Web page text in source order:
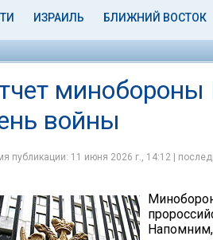
ИЗРАИЛЬ БЛИЖНИЙ ВОСТОК
войны
публикации: 11 июня 2026 г., 14:12 |